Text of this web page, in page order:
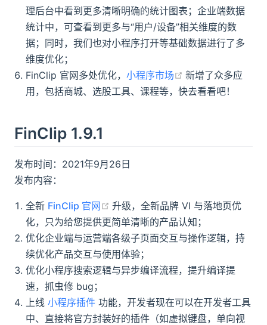
理后台中看到更多清晰明确的统计图表；企业端数据
统计中，可查看到更多与“用户/设备”相关维度的数
据；同时，我们也对小程序打开等基础数据进行了多
维度优化；
FinClip 官网多处优化，小程序市场 (opens new
新增了众多应
用，包括商城、选股工具、课程等，快去看看吧！
FinClip 1.9.1
发布时间：2021年9月26日
发布内容：
全新 FinClip 官网 (opens new window)
升级，全新品牌 VI 与落地页优
化，只为给您提供更简单清晰的产品认知；
优化企业端与运营端各级子页面交互与操作逻辑，持
续优化产品交互与使用体验；
优化小程序搜索逻辑与异步编译流程，提升编译提
速，抓虫修 bug；
上线小程序插件 功能，开发者现在可以在开发者工具
中、直接将官方封装好的插件（如虚拟键盘，单向视